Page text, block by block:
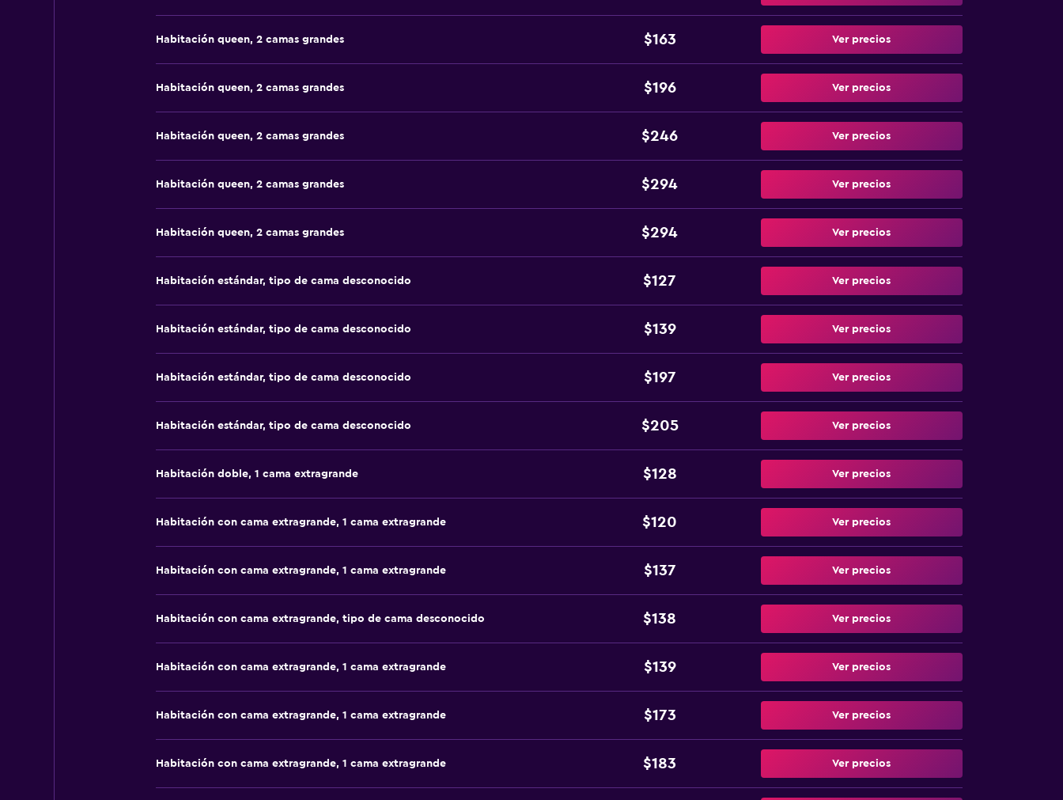
Habitación queen, 2 camas grandes $163 Ver precios
Habitación queen, 2 camas grandes $196 Ver precios
Habitación queen, 2 camas grandes $246 Ver precios
Habitación queen, 2 camas grandes $294 Ver precios
Habitación queen, 2 camas grandes $294 Ver precios
Habitación estándar, tipo de cama desconocido $127 Ver precios
Habitación estándar, tipo de cama desconocido $139 Ver precios
Habitación estándar, tipo de cama desconocido $197 Ver precios
Habitación estándar, tipo de cama desconocido $205 Ver precios
Habitación doble, 1 cama extragrande $128 Ver precios
Habitación con cama extragrande, 1 cama extragrande $120 Ver precios
Habitación con cama extragrande, 1 cama extragrande $137 Ver precios
Habitación con cama extragrande, tipo de cama desconocido $138 Ver precios
Habitación con cama extragrande, 1 cama extragrande $139 Ver precios
Habitación con cama extragrande, 1 cama extragrande $173 Ver precios
Habitación con cama extragrande, 1 cama extragrande $183 Ver precios